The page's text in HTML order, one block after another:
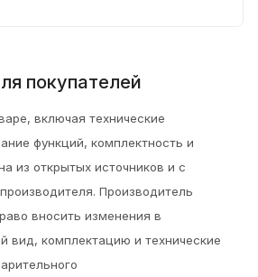
покупателей
включая технические
функций, комплектность и
из открытых источников и с
Производитель
вносить изменения в
вид, комплектацию и технические